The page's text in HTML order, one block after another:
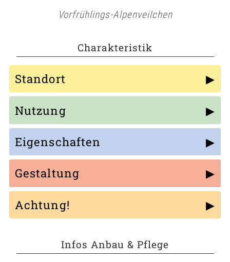
Vorfrühlings-Alpenveilchen
Charakteristik
Standort
Nutzung
Eigenschaften
Gestaltung
Achtung!
Infos Anbau & Pflege